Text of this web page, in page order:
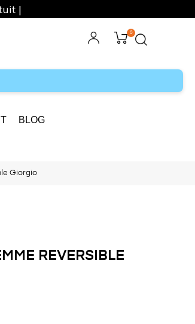
0
BLOG
Giorgio
REVERSIBLE
|